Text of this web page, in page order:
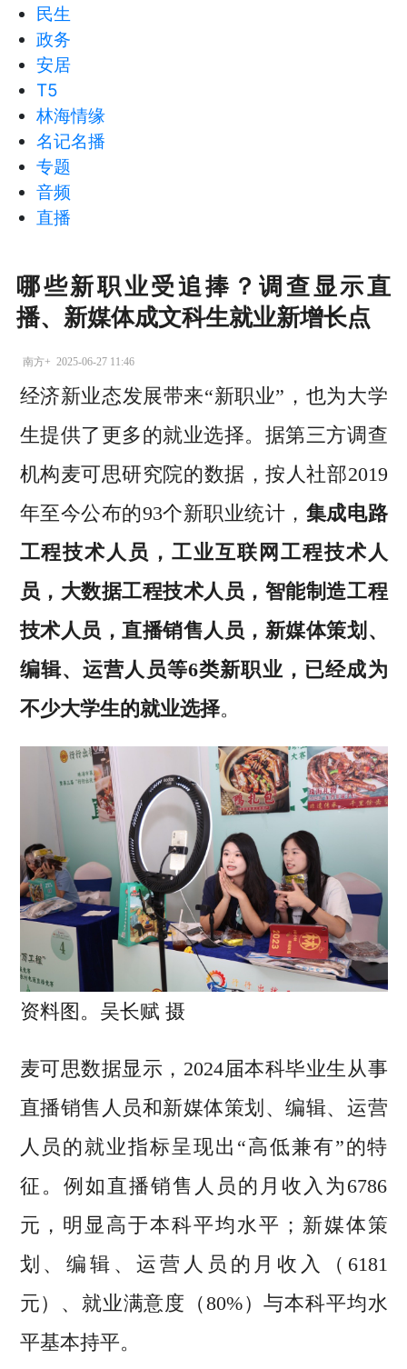
民生
政务
安居
T5
林海情缘
名记名播
专题
音频
直播
哪些新职业受追捧？调查显示直
播、新媒体成文科生就业新增长点
南方+ 2025-06-27 11:46
经济新业态发展带来“新职业”，也为大学
生提供了更多的就业选择。据第三方调查
机构麦可思研究院的数据，按人社部2019
年至今公布的93个新职业统计， 集成电路
工程技术人员，工业互联网工程技术人
员，大数据工程技术人员，智能制造工程
技术人员，直播销售人员，新媒体策划、
编辑、运营人员等6类新职业，已经成为
不少大学生的就业选择。
资料图。吴长赋 摄
麦可思数据显示，2024届本科毕业生从事
直播销售人员和新媒体策划、编辑、运营
人员的就业指标呈现出“高低兼有”的特
征。例如直播销售人员的月收入为6786
元，明显高于本科平均水平；新媒体策
划、编辑、运营人员的月收入（6181
元）、就业满意度（80%）与本科平均水
平基本持平。